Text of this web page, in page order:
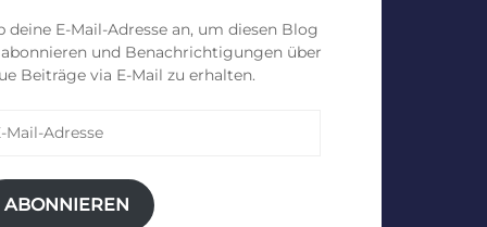
deine E-Mail-Adresse an, um diesen Blog
und Benachrichtigungen über
Beiträge via E-Mail zu erhalten.
ABONNIEREN